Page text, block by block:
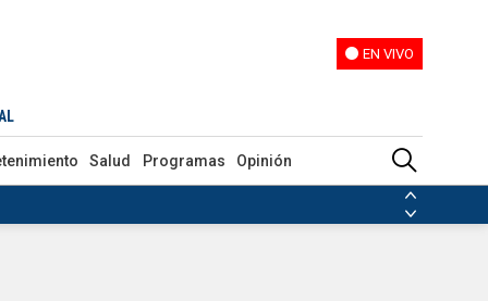
EN VIVO
Salud Programas Opinión